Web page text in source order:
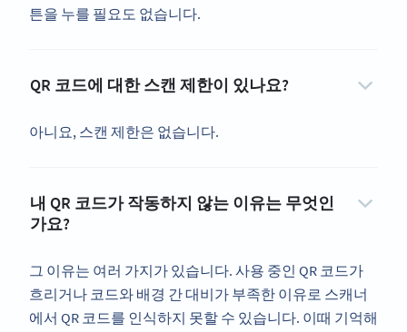
튼을 누를 필요도 없습니다.
QR 코드에 대한 스캔 제한이 있나요?
아니요, 스캔 제한은 없습니다.
내 QR 코드가 작동하지 않는 이유는 무엇인
가요?
그 이유는 여러 가지가 있습니다. 사용 중인 QR 코드가
흐리거나 코드와 배경 간 대비가 부족한 이유로 스캐너
에서 QR 코드를 인식하지 못할 수 있습니다. 이때 기억해